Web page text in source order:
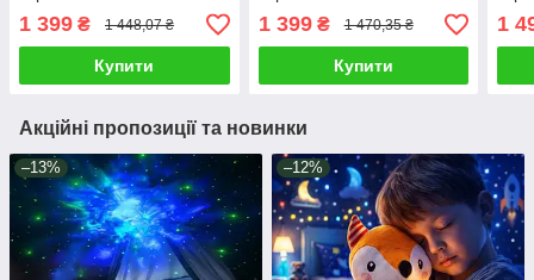
музика звук
1 399 ₴ 1 448,07 ₴
Купити
сну музика звук
1 399₴ 1 470,35 ₴
Купити
LED
1
Акційні пропозиції та новинки
–13% –12%